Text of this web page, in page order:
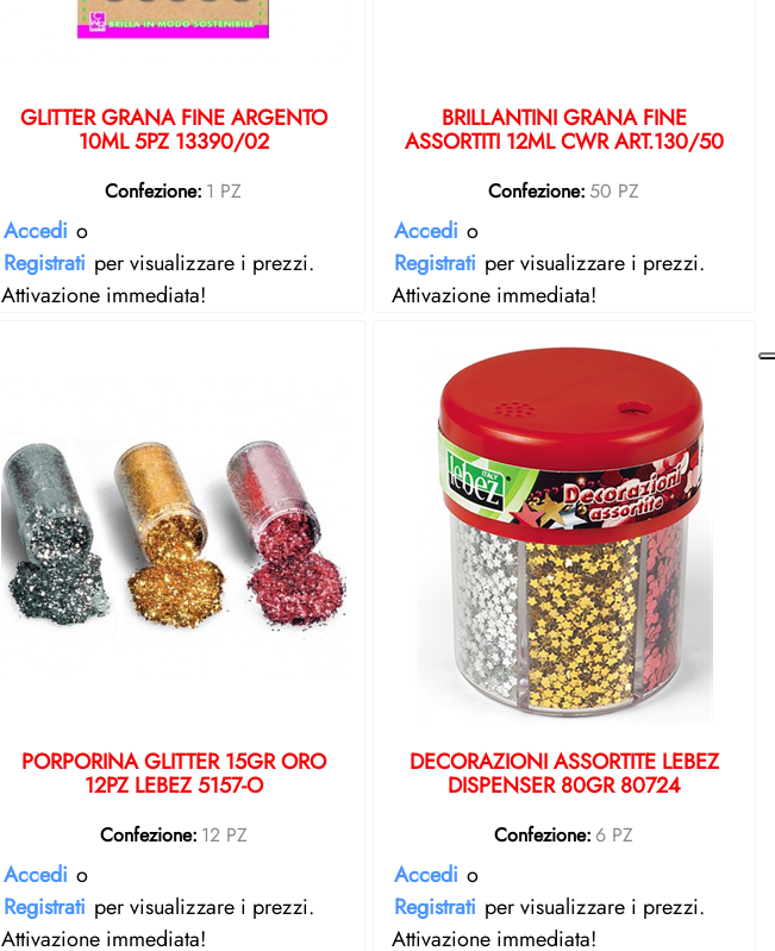
GLITTER GRANA FINE ARGENTO
10ML 5PZ 13390/02
Confezione: 1 PZ
Accedi o
Registrati per visualizzare i prezzi.
Attivazione immediata!
BRILLANTINI GRANA FINE
ASSORTITI 12ML CWR ART.130/50
Confezione: 50 PZ
Accedi o
Registrati per visualizzare i prezzi.
Attivazione immediata!
PORPORINA GLITTER 15GR ORO
12PZ LEBEZ 5157-O
Confezione: 12 PZ
Accedi o
Registrati per visualizzare i prezzi.
Attivazione immediata!
DECORAZIONI ASSORTITE LEBEZ
DISPENSER 80GR 80724
Confezione: 6 PZ
Accedi o
Registrati per visualizzare i prezzi.
Attivazione immediata!